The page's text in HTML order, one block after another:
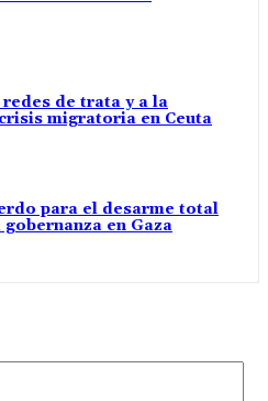
de trata y a la
migratoria en Ceuta
para el desarme total
en Gaza